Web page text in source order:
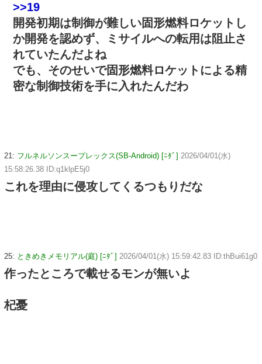
>>19
開発初期は制御が難しい固形燃料ロケットし
か開発を認めず、ミサイルへの転用は阻止さ
れていたんだよね
でも、そのせいで固形燃料ロケットによる精
密な制御技術を手に入れたんだわ
21: フルネルソンスープレックス(SB-Android) [ﾆﾀﾞ] 2026/04/01(水)
15:58:26.38 ID:q1klpE5j0
これを理由に侵攻してくるつもりだな
25: ときめきメモリアル(庭) [ﾆﾀﾞ] 2026/04/01(水) 15:59:42.83 ID:thBui61g0
作ったところで載せるモンが無いよ
杞憂